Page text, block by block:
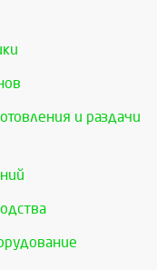
и раздачи